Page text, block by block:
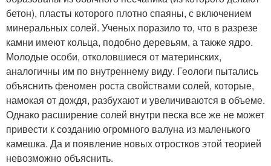
бетон), пласты которого плотно спаяны, с включением
минеральных солей. Ученых поразило то, что в разрезе
камни имеют кольца, подобно деревьям, а также ядро.
Молодые особи, отколовшиеся от материнских,
аналогичны им по внутреннему виду. Геологи пытались
объяснить феномен роста свойствами солей, которые,
намокая от дождя, разбухают и увеличиваются в объеме.
Однако расширение солей внутри песка все же не может
привести к созданию огромного валуна из маленького
камешка. Да и появление новых отростков этой теорией
невозможно объяснить.